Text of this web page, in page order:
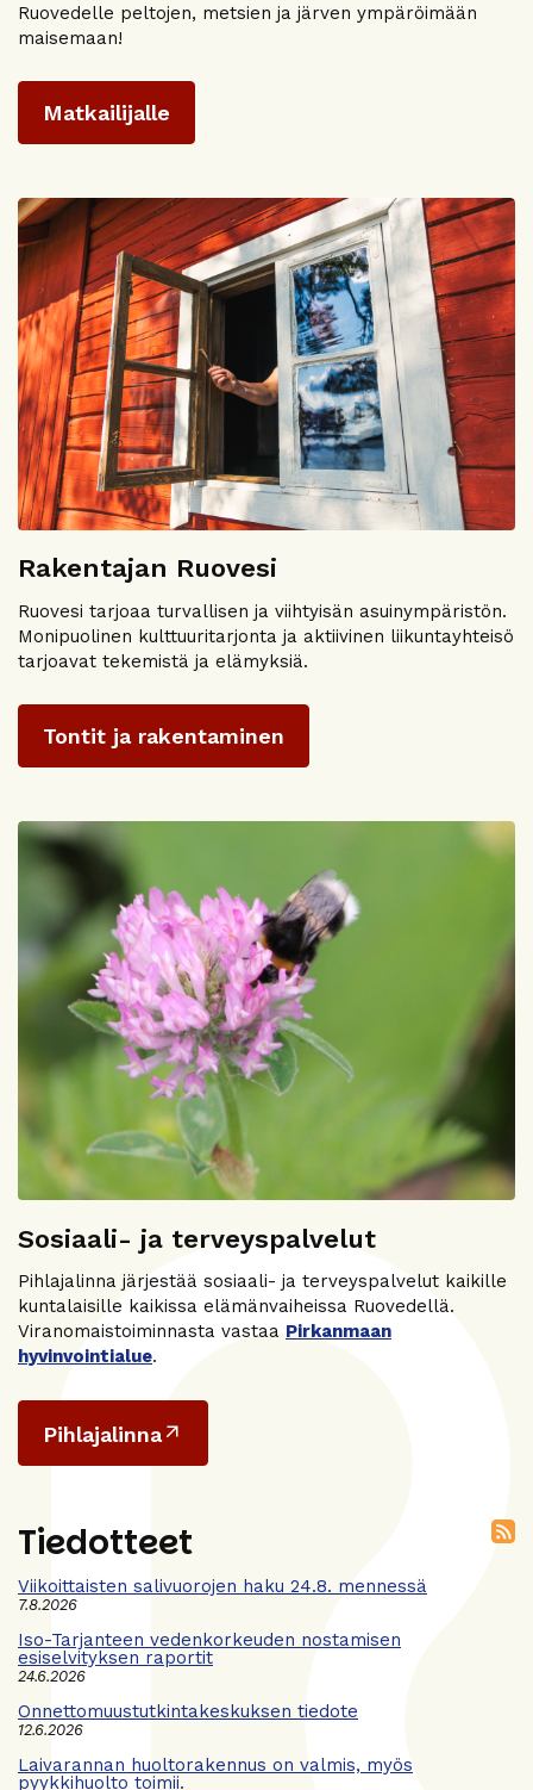
Ruovedelle peltojen, metsien ja järven ympäröimään
maisemaan!
Matkailijalle
Rakentajan Ruovesi
Ruovesi tarjoaa turvallisen ja viihtyisän asuinympäristön.
Monipuolinen kulttuuritarjonta ja aktiivinen liikuntayhteisö
tarjoavat tekemistä ja elämyksiä.
Tontit ja rakentaminen
Sosiaali- ja terveyspalvelut
Pihlajalinna järjestää sosiaali- ja terveyspalvelut kaikille
kuntalaisille kaikissa elämänvaiheissa Ruovedellä.
Viranomaistoiminnasta vastaa Pirkanmaan
hyvinvointialue.
Pihlajalinna
Tiedotteet
Viikoittaisten salivuorojen haku 24.8. mennessä
7.8.2026
Iso-Tarjanteen vedenkorkeuden nostamisen
esiselvityksen raportit
24.6.2026
Onnettomuustutkintakeskuksen tiedote
12.6.2026
Laivarannan huoltorakennus on valmis, myös
pyykkihuolto toimii.